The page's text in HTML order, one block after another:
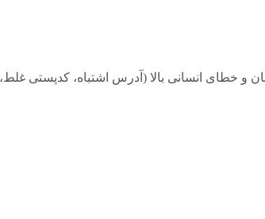
خطای انسانی بالا (آدرس اشتباه، کدپستی